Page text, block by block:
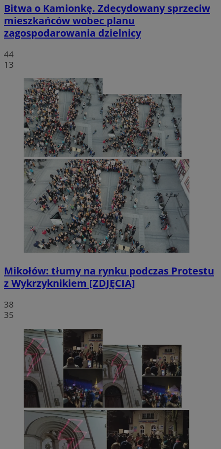
Bitwa o Kamionkę. Zdecydowany sprzeciw
mieszkańców wobec planu
zagospodarowania dzielnicy
44
13
Mikołów: tłumy na rynku podczas Protestu
z Wykrzyknikiem [ZDJĘCIA]
38
35